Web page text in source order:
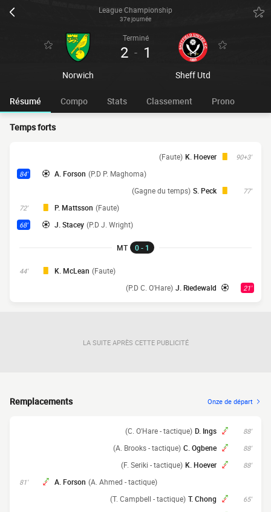
League Championship
37e journée
Norwich
Terminé
2 - 1
Sheff Utd
Résumé Compo Stats Classement Prono
Temps forts
90+3'
K. Hoever
(Faute)
84' A. Forson (P.D P. Maghoma)
77'
S. Peck
(Gagne du temps)
72' P. Mattsson (Faute)
68' J. Stacey (P.D J. Wright)
MT 0 - 1
44' K. McLean (Faute)
21'
J. Riedewald
(P.D C. O'Hare)
LA SUITE APRÈS CETTE PUBLICITÉ
Remplacements Onze de départ
88'
D. Ings
(C. O'Hare - tactique)
88'
C. Ogbene
(A. Brooks - tactique)
88'
K. Hoever
(F. Seriki - tactique)
81' A. Forson (A. Ahmed - tactique)
65'
T. Chong
(T. Campbell - tactique)